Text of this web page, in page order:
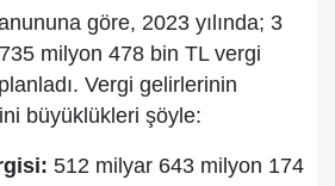
göre, 2023 yılında; 3
milyon 478 bin TL vergi
Vergi gelirlerinin
büyüklükleri şöyle:
512 milyar 643 milyon 174